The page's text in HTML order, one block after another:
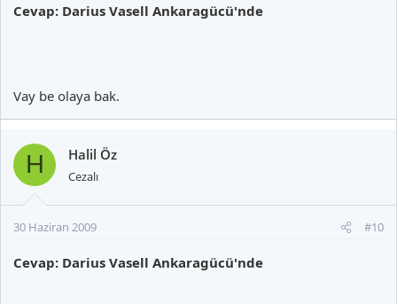
Cevap: Darius Vasell Ankaragücü'nde
Vay be olaya bak.
H Halil Öz
Cezalı
30 Haziran 2009 #10
Cevap: Darius Vasell Ankaragücü'nde